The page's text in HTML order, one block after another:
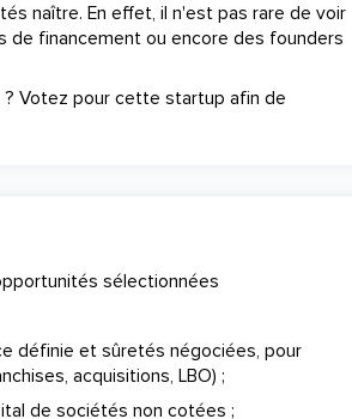
naître. En effet, il n'est pas rare de voir
de financement ou encore des founders
? Votez pour cette startup afin de
sélectionnées
définie et sûretés négociées, pour
acquisitions, LBO) ;
de sociétés non cotées ;